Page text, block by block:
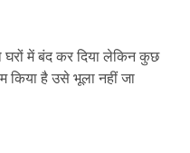
घरों में बंद कर दिया लेकिन कुछ
किया है उसे भूला नहीं जा